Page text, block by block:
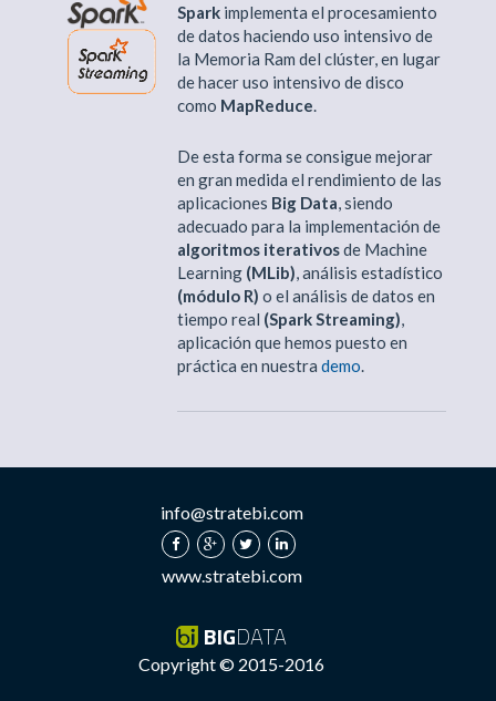
Spark implementa el procesamiento
de datos haciendo uso intensivo de
la Memoria Ram del clúster, en lugar
de hacer uso intensivo de disco
como MapReduce.
De esta forma se consigue mejorar
en gran medida el rendimiento de las
aplicaciones Big Data, siendo
adecuado para la implementación de
algoritmos iterativosde Machine
Learning (MLib), análisis estadístico
(módulo R) o el análisis de datos en
tiempo real (Spark Streaming),
aplicación que hemos puesto en
práctica en nuestra demo.
info@stratebi.com
www.stratebi.com
BIGDATA
Copyright © 2015-2016